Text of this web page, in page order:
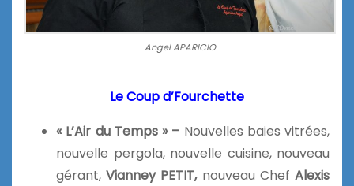
Angel APARICIO
Le Coup d’Fourchette
« L’Air du Temps » – Nouvelles baies vitrées,
nouvelle pergola, nouvelle cuisine, nouveau
gérant,Vianney PETIT,nouveau ChefAlexis